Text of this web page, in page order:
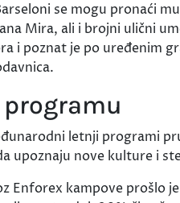
se mogu pronaći
Mira, ali i brojni ulični
i poznat je po uređenim
programu
letnji programi
upoznaju nove kulture i
Enforex kampove prošlo